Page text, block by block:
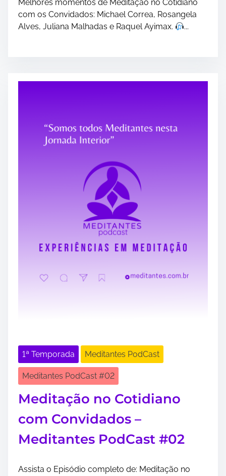
Melhores momentos de Meditação no Cotidiano
com os Convidados: Michael Correa, Rosangela
Alves, Juliana Malhadas e Raquel Ayimax.
...
1ª Temporada Meditantes PodCast
Meditantes PodCast #02
Meditação no Cotidiano
com Convidados –
Meditantes PodCast #02
Assista o Episódio completo de: Meditação no